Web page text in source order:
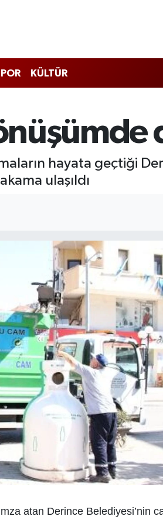
KÜLTÜR
hayata geçtiği
ulaşıldı
atan Derince Belediyesi’nin